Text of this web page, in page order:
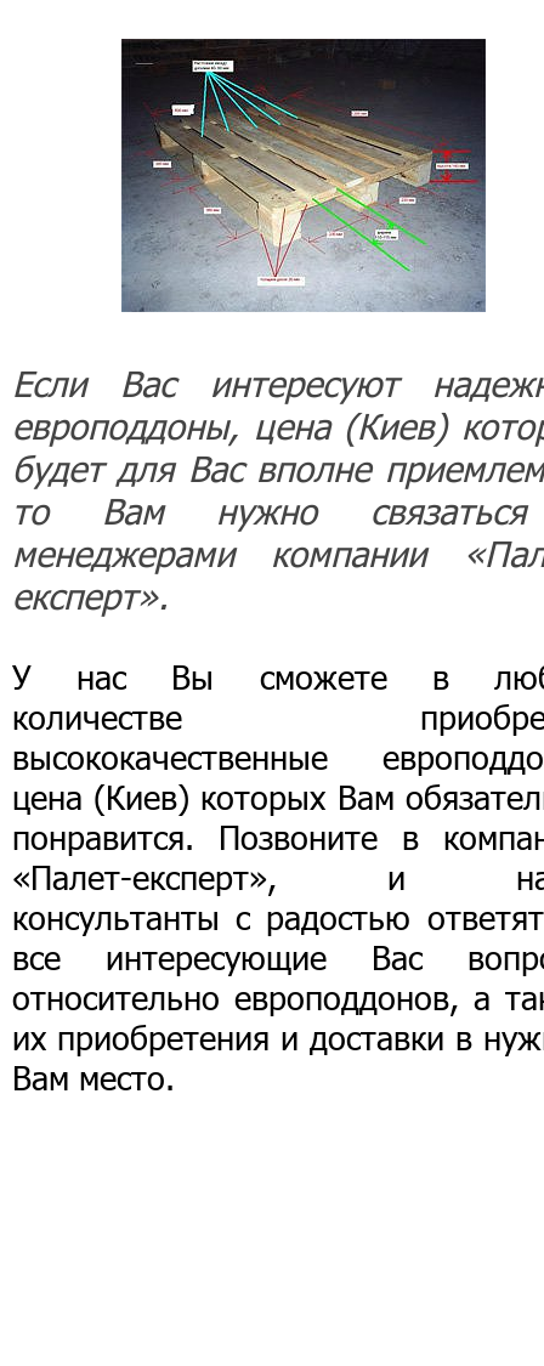
Если Вас интересуют
европоддоны, цена (Киев)
будет для Вас вполне
то Вам нужно
менеджерами компании
експерт».
У нас Вы сможете в
количестве
высококачественные
цена (Киев) которых Вам
понравится. Позвоните в
«Палет-експерт», и
консультанты с радостью
все интересующие Вас
относительно европоддонов, а
их приобретения и доставки в
Вам место.